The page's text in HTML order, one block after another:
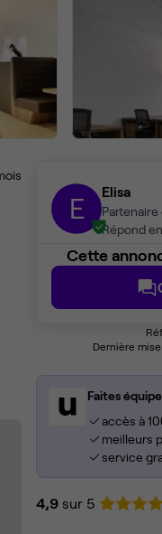
E Elisa
Répond
Cette
Dernière
Faites
accès à
meilleurs
service
4,9 sur 5